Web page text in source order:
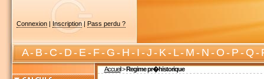
Connexion| Inscription| Pass perdu ?
A-B-C-D-E-F-G-H-I-J-K-L-M-N-O-P-Q-
Accueil>Regime pr�historique